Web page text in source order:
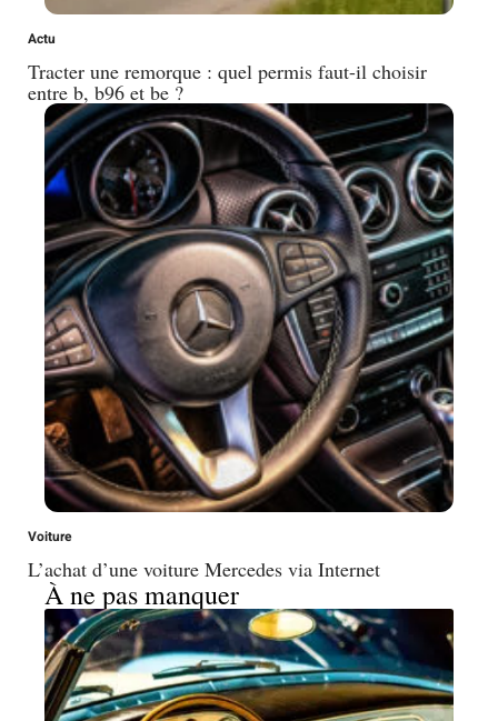
Actu
Tracter une remorque : quel permis faut-il choisir
entre b, b96 et be ?
Voiture
L’achat d’une voiture Mercedes via Internet
À ne pas manquer